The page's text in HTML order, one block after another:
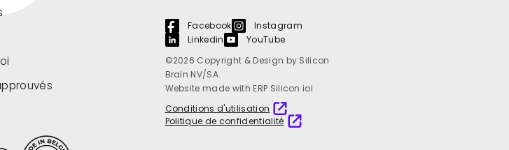
Facebook
Instagram
Linkedin
YouTube
©2026 Copyright & Design by Silicon
Brain NV/SA.
Website made with ERP Silicon ioi
Conditions d'utilisation
Politique de confidentialité